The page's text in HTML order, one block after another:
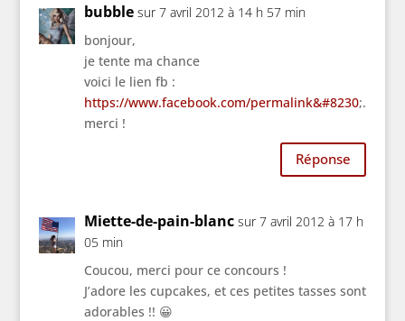
bubble sur 7 avril 2012 à 14 h 57 min
bonjour,
je tente ma chance
voici le lien fb :
https://www.facebook.com/permalink&#8230;.
merci !
Réponse
Miette-de-pain-blanc sur 7 avril 2012 à 17 h
05 min
Coucou, merci pour ce concours !
J’adore les cupcakes, et ces petites tasses sont
adorables !! 😀